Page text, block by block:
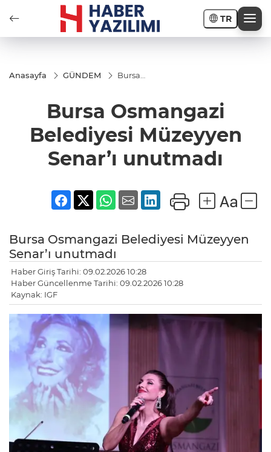
TR
Anasayfa GÜNDEM
Bursa
Müzeyyen
Senar’ı
Bursa Osmangazi
Belediyesi Müzeyyen
Senar’ı unutmadı
Bursa Osmangazi Belediyesi Müzeyyen
Senar’ı unutmadı
Haber Giriş Tarihi: 09.02.2026 10:28
Haber Güncellenme Tarihi: 09.02.2026 10:28
Kaynak: IGF